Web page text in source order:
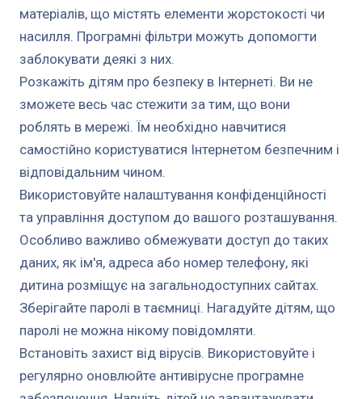
матеріалів, що містять елементи жорстокості чи
насилля. Програмні фільтри можуть допомогти
заблокувати деякі з них.
Розкажіть дітям про безпеку в Інтернеті. Ви не
зможете весь час стежити за тим, що вони
роблять в мережі. Їм необхідно навчитися
самостійно користуватися Інтернетом безпечним і
відповідальним чином.
Використовуйте налаштування конфіденційності
та управління доступом до вашого розташування.
Особливо важливо обмежувати доступ до таких
даних, як ім'я, адреса або номер телефону, які
дитина розміщує на загальнодоступних сайтах.
Зберігайте паролі в таємниці. Нагадуйте дітям, що
паролі не можна нікому повідомляти.
Встановіть захист від вірусів. Використовуйте і
регулярно оновлюйте антивірусне програмне